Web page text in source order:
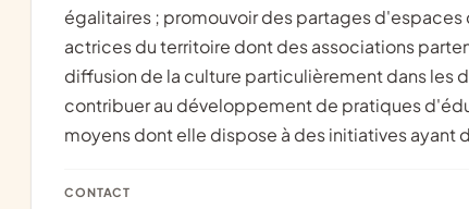
égalitaires ; promouvoir des partages
actrices du territoire dont des associations
diffusion de la culture particulièrement dans les
contribuer au développement de pratiques
moyens dont elle dispose à des initiatives
CONTACT